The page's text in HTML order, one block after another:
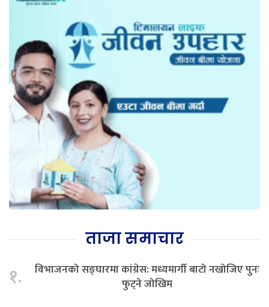
ताजा समाचार
१.
विभाजनको सङ्घारमा कांग्रेस: मध्यमार्गी बाटो नखोजिए पुनः
फुट्ने जोखिम